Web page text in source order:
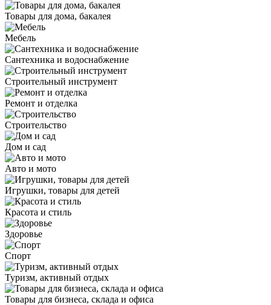
Товары для дома, бакалея
Мебель
Сантехника и водоснабжение
Строительный инструмент
Ремонт и отделка
Строительство
Дом и сад
Авто и мото
Игрушки, товары для детей
Красота и стиль
Здоровье
Спорт
Туризм, активный отдых
Товары для бизнеса, склада и офиса